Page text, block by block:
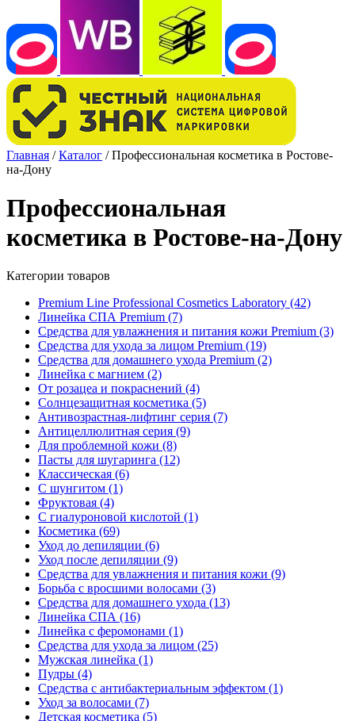
Главная /Каталог /Профессиональная косметика в Ростове-
на-Дону
Профессиональная
косметика в Ростове-на-Дону
Категории товаров
Premium Line Professional Cosmetics Laboratory (42)
Линейка СПА Premium (7)
Средства для увлажнения и питания кожи Premium (3)
Средства для ухода за лицом Premium (19)
Средства для домашнего ухода Premium (2)
Линейка с магнием (2)
От розацеа и покраснений (4)
Солнцезащитная косметика (5)
Антивозрастная-лифтинг серия (7)
Антицеллюлитная серия (9)
Для проблемной кожи (8)
Пасты для шугаринга (12)
Классическая (6)
С шунгитом (1)
Фруктовая (4)
C гиалуроновой кислотой (1)
Косметика (69)
Уход до депиляции (6)
Уход после депиляции (9)
Средства для увлажнения и питания кожи (9)
Борьба с вросшими волосами (3)
Средства для домашнего ухода (13)
Линейка СПА (16)
Линейка с феромонами (1)
Средства для ухода за лицом (25)
Мужская линейка (1)
Пудры (4)
Средства с антибактериальным эффектом (1)
Уход за волосами (7)
Детская косметика (5)